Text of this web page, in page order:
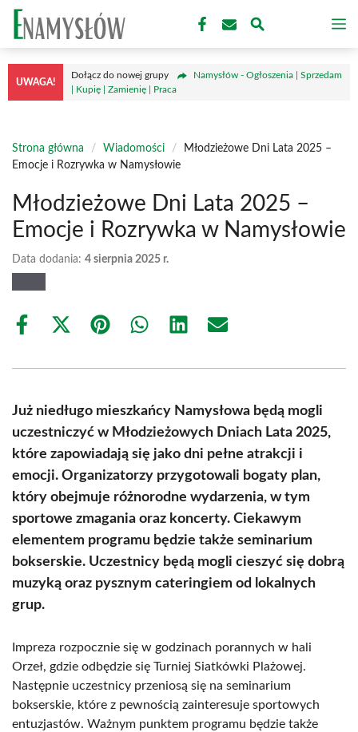
Przejdź
treści
UWAGA!
Dołącz do nowej grupy
Namysłów - Ogłoszenia | Sprzedam
| Kupię | Zamienię | Praca
Strona główna / Wiadomości /
Młodzieżowe Dni Lata 2025 –
Emocje i Rozrywka w Namysłowie
Młodzieżowe Dni Lata 2025 –
Emocje i Rozrywka w Namysłowie
Data dodania: 4 sierpnia 2025 r.
Share
Share
(Twitter)
Share Share Share Share
Już niedługo mieszkańcy Namysłowa będą mogli
uczestniczyć w Młodzieżowych Dniach Lata 2025,
które zapowiadają się jako dni pełne atrakcji i
emocji. Organizatorzy przygotowali bogaty plan,
który obejmuje różnorodne wydarzenia, w tym
sportowe zmagania oraz koncerty. Ciekawym
elementem programu będzie także seminarium
bokserskie. Uczestnicy będą mogli cieszyć się dobrą
muzyką oraz pysznym cateringiem od lokalnych
grup.
Impreza rozpocznie się w godzinach porannych w hali
Orzeł, gdzie odbędzie się Turniej Siatkówki Plażowej.
Następnie uczestnicy przeniosą się na seminarium
bokserskie, które z pewnością zainteresuje sportowych
entuzjastów. Ważnym punktem programu będzie także